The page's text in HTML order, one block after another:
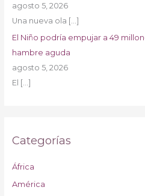
agosto 5, 2026
Una nueva ola […]
El Niño podría empujar a 49
hambre aguda
agosto 5, 2026
El […]
Categorías
África
América